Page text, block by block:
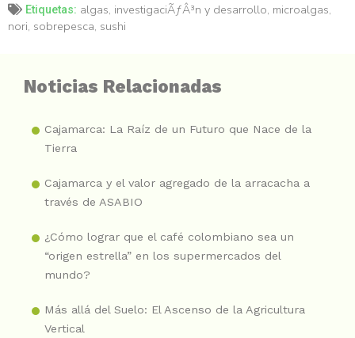
Etiquetas: algas, investigaciÃƒÂ³n y desarrollo, microalgas,
nori, sobrepesca, sushi
Noticias Relacionadas
Cajamarca: La Raíz de un Futuro que Nace de la
Tierra
Cajamarca y el valor agregado de la arracacha a
través de ASABIO
¿Cómo lograr que el café colombiano sea un
“origen estrella” en los supermercados del
mundo?
Más allá del Suelo: El Ascenso de la Agricultura
Vertical